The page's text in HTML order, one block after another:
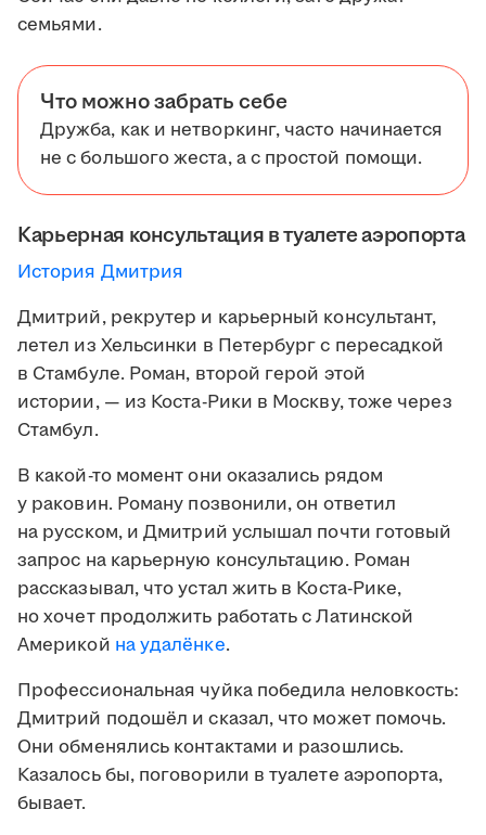
семьями.
Что можно забрать себе
Дружба, как и нетворкинг, часто начинается
не с большого жеста, а с простой помощи.
Карьерная консультация в туалете аэропорта
История Дмитрия
Дмитрий, рекрутер и карьерный консультант,
летел из Хельсинки в Петербург с пересадкой
в Стамбуле. Роман, второй герой этой
истории, — из Коста-Рики в Москву, тоже через
Стамбул.
В какой-то момент они оказались рядом
у раковин. Роману позвонили, он ответил
на русском, и Дмитрий услышал почти готовый
запрос на карьерную консультацию. Роман
рассказывал, что устал жить в Коста-Рике,
но хочет продолжить работать с Латинской
Америкой на удалёнке.
Профессиональная чуйка победила неловкость:
Дмитрий подошёл и сказал, что может помочь.
Они обменялись контактами и разошлись.
Казалось бы, поговорили в туалете аэропорта,
бывает.